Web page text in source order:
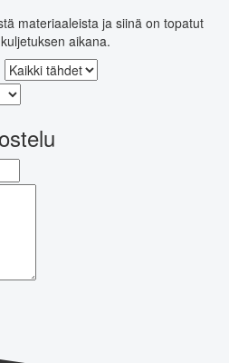
materiaaleista ja siinä on topatut
aikana.